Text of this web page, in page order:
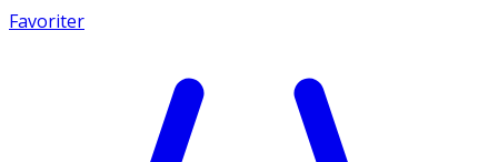
Favoriter